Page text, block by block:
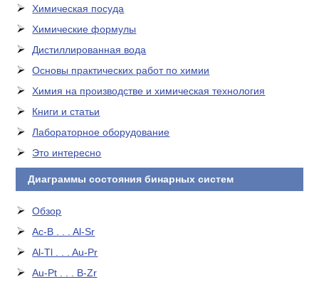
Химическая посуда
Химические формулы
Дистиллированная вода
Основы практических работ по химии
Химия на производстве и химическая технология
Книги и статьи
Лабораторное оборудование
Это интересно
Диаграммы состояния бинарных систем
Обзор
Ac-B . . . Al-Sr
Al-Tl . . . Au-Pr
Au-Pt . . . B-Zr